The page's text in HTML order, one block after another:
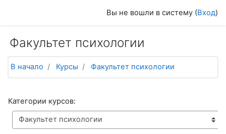
Вы не вошли в систему (Вход)
Факультет психологии
В начало Курсы Факультет психологии
Категории курсов: